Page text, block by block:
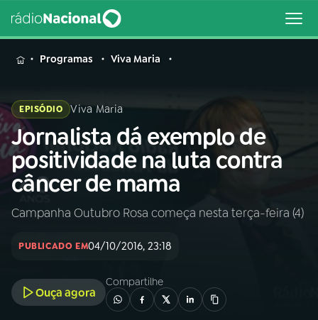
MENU
Buscar
na
Rádio
Nacional
Buscar
AO VIVO
02A RÁDIO
Programas Viva Maria
EPISÓDIO Viva Maria
Jornalista dá exemplo de
positividade na luta contra
câncer de mama
Campanha Outubro Rosa começa nesta terça-feira (4)
PUBLICADO EM04/10/2016, 23:18
Ouça agora
Compartilhe